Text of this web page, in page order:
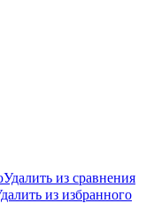
Удалить из сравнения
из избранного